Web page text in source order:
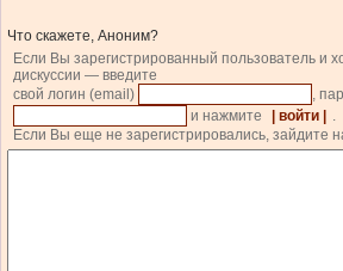
Что скажете, Аноним?
Если Вы зарегистрированный пользователь и
дискуссии — введите
свой логин (email)
,
и нажмите
| войти |
.
Если Вы еще не зарегистрировались, зайдите